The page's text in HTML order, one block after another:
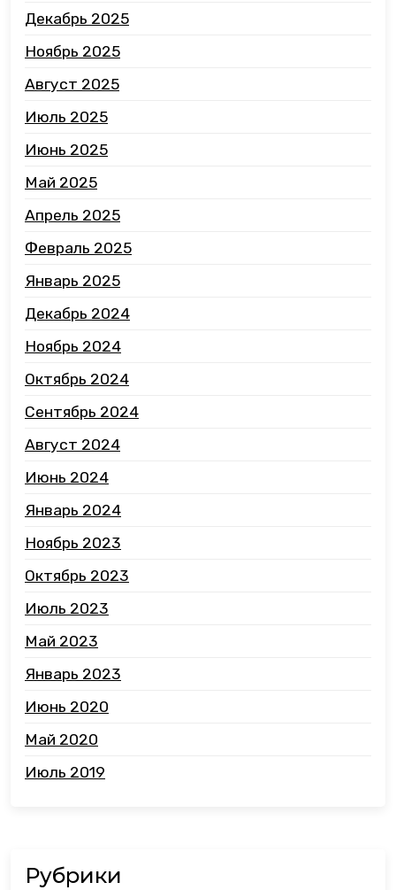
Декабрь 2025
Ноябрь 2025
Август 2025
Июль 2025
Июнь 2025
Май 2025
Апрель 2025
Февраль 2025
Январь 2025
Декабрь 2024
Ноябрь 2024
Октябрь 2024
Сентябрь 2024
Август 2024
Июнь 2024
Январь 2024
Ноябрь 2023
Октябрь 2023
Июль 2023
Май 2023
Январь 2023
Июнь 2020
Май 2020
Июль 2019
Рубрики